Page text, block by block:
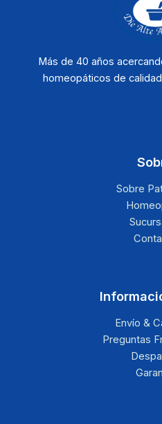
Más de 40 años
homeopáticos de
Sobre
Envío &
Preguntas